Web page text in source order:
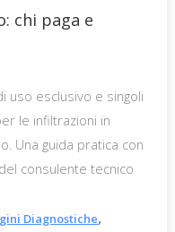
chi paga e
uso esclusivo e singoli
le infiltrazioni in
Una guida pratica con
consulente tecnico
Diagnostiche,